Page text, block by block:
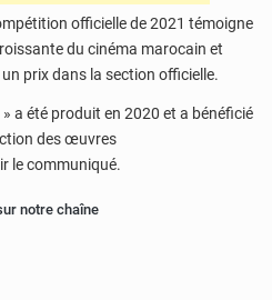
officielle de 2021 témoigne
du cinéma marocain et
prix dans la section officielle.
a été produit en 2020 et a bénéficié
des œuvres
le communiqué.
notre chaîne